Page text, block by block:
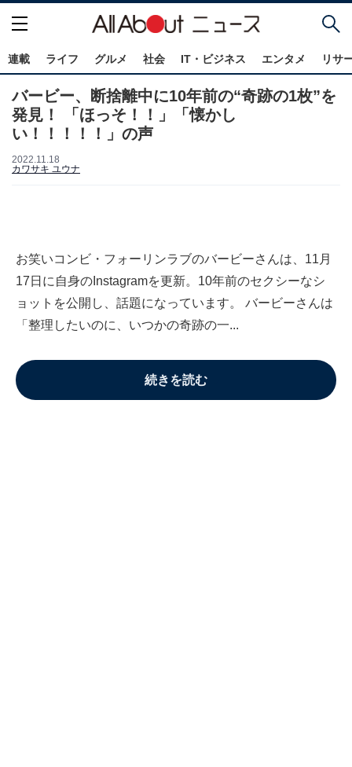
連載 ライフ グルメ 社会 IT・ビジネス エンタメ リサ
バービー、断捨離中に10年前の“奇跡の1枚”を
発見！ 「ほっそ！！」「懐かし
い！！！！！」の声
2022.11.18
カワサキ ユウナ
お笑いコンビ・フォーリンラブのバービーさんは、11月
17日に自身のInstagramを更新。10年前のセクシーなシ
ョットを公開し、話題になっています。 バービーさんは
「整理したいのに、いつかの奇跡の一...
続きを読む